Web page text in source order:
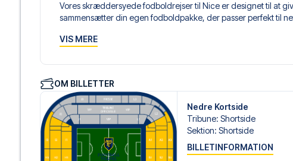
Vores skræddersyede fodboldrejser til Nice er designet til at
sammensætter din egen fodboldpakke, der passer perfekt til
det er en hospitality-billet. En hospitality-billet, er en billet,
du vælger billettypen, og på dine rejsedokumenter.
Vi tilbyder et bredt udvalg af håndplukkede hoteller i Nice, der
luksuriøse 5-stjernede hoteller til charmerende
enhver rejsende. Vi tager højde for beliggenhed, komfort og
passer dig bedst. Hvis du foretrækker et specifikt hotel, som vi
VIS MERE
OM BILLETTER
Nedre Kortside
Tribune: Shortside
Sektion: Shortside
BILLETINFORMATION